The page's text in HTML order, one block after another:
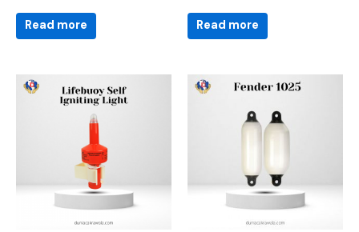
Read more Read more